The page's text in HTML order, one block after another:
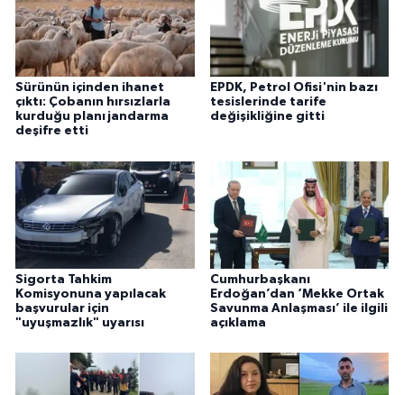
Sürünün içinden ihanet
çıktı: Çobanın hırsızlarla
kurduğu planı jandarma
deşifre etti
EPDK, Petrol Ofisi'nin bazı
tesislerinde tarife
değişikliğine gitti
Sigorta Tahkim
Komisyonuna yapılacak
başvurular için
"uyuşmazlık" uyarısı
Cumhurbaşkanı
Erdoğan’dan ‘Mekke Ortak
Savunma Anlaşması’ ile ilgili
açıklama